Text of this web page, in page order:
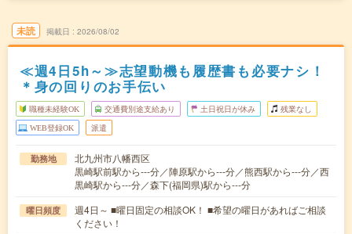
未読 掲載日 2026/08/02
≪週4日5h～≫志望動機も履歴書も必要ナシ！
＊身の回りのお手伝い
職種未経験OK 交通費別途支給あり 土日祝日が休み 残業なし
WEB登録OK 派遣
勤務地
北九州市八幡西区
黒崎駅前駅から---分／陣原駅から---分／熊西駅から---分／西
黒崎駅から---分／森下(福岡県)駅から---分
曜日頻度
週4日～ ■曜日固定の相談OK！ ■希望の曜日があればご相談
ください！